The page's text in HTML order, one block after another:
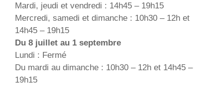
Mardi, jeudi et vendredi : 14h45 – 19h15
Mercredi, samedi et dimanche : 10h30 – 12h et
14h45 – 19h15
Du 8 juillet au 1 septembre
Lundi : Fermé
Du mardi au dimanche : 10h30 – 12h et 14h45 –
19h15